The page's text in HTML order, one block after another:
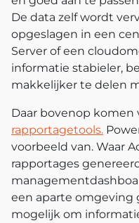
De data zelf wordt
opgeslagen in een
Server of een
informatie stabieler,
makkelijker te delen
Daar bovenop komen
rapportagetools.
voorbeeld van. Waar
rapportages
een aparte omgeving
mogelijk om